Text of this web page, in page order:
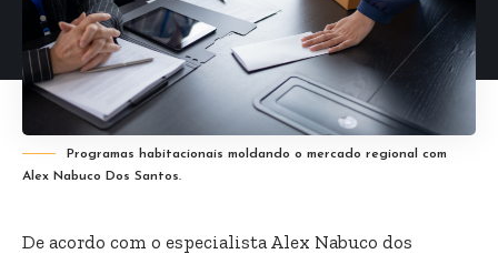
Programas habitacionais moldando o mercado regional com
Alex Nabuco Dos Santos.
De acordo com o especialista Alex Nabuco dos